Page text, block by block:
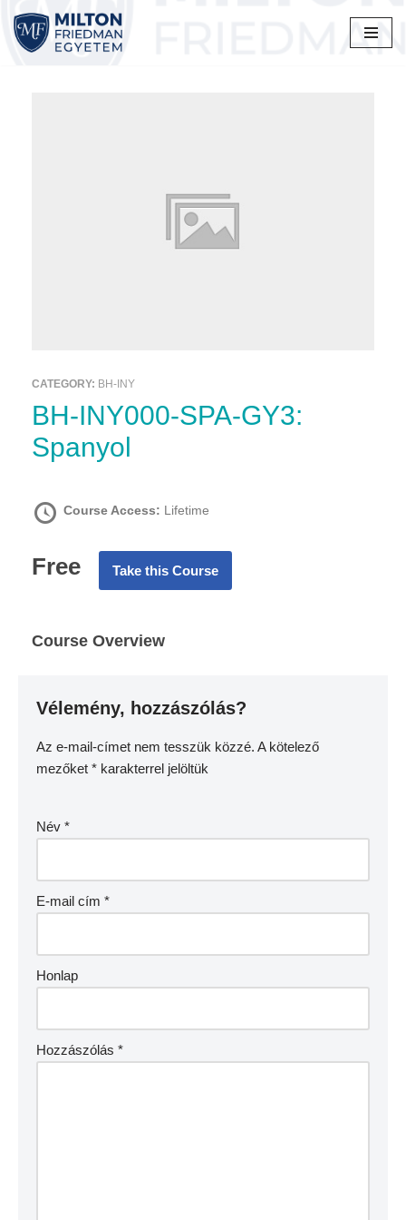
Skip
CATEGORY: BH-INY
BH-INY000-SPA-GY3:
Spanyol
Course Access: Lifetime
Free Take this Course
Course Overview
Vélemény, hozzászólás?
Az e-mail-címet nem tesszük közzé. A kötelező
mezőket * karakterrel jelöltük
Név *
E-mail cím *
Honlap
Hozzászólás *